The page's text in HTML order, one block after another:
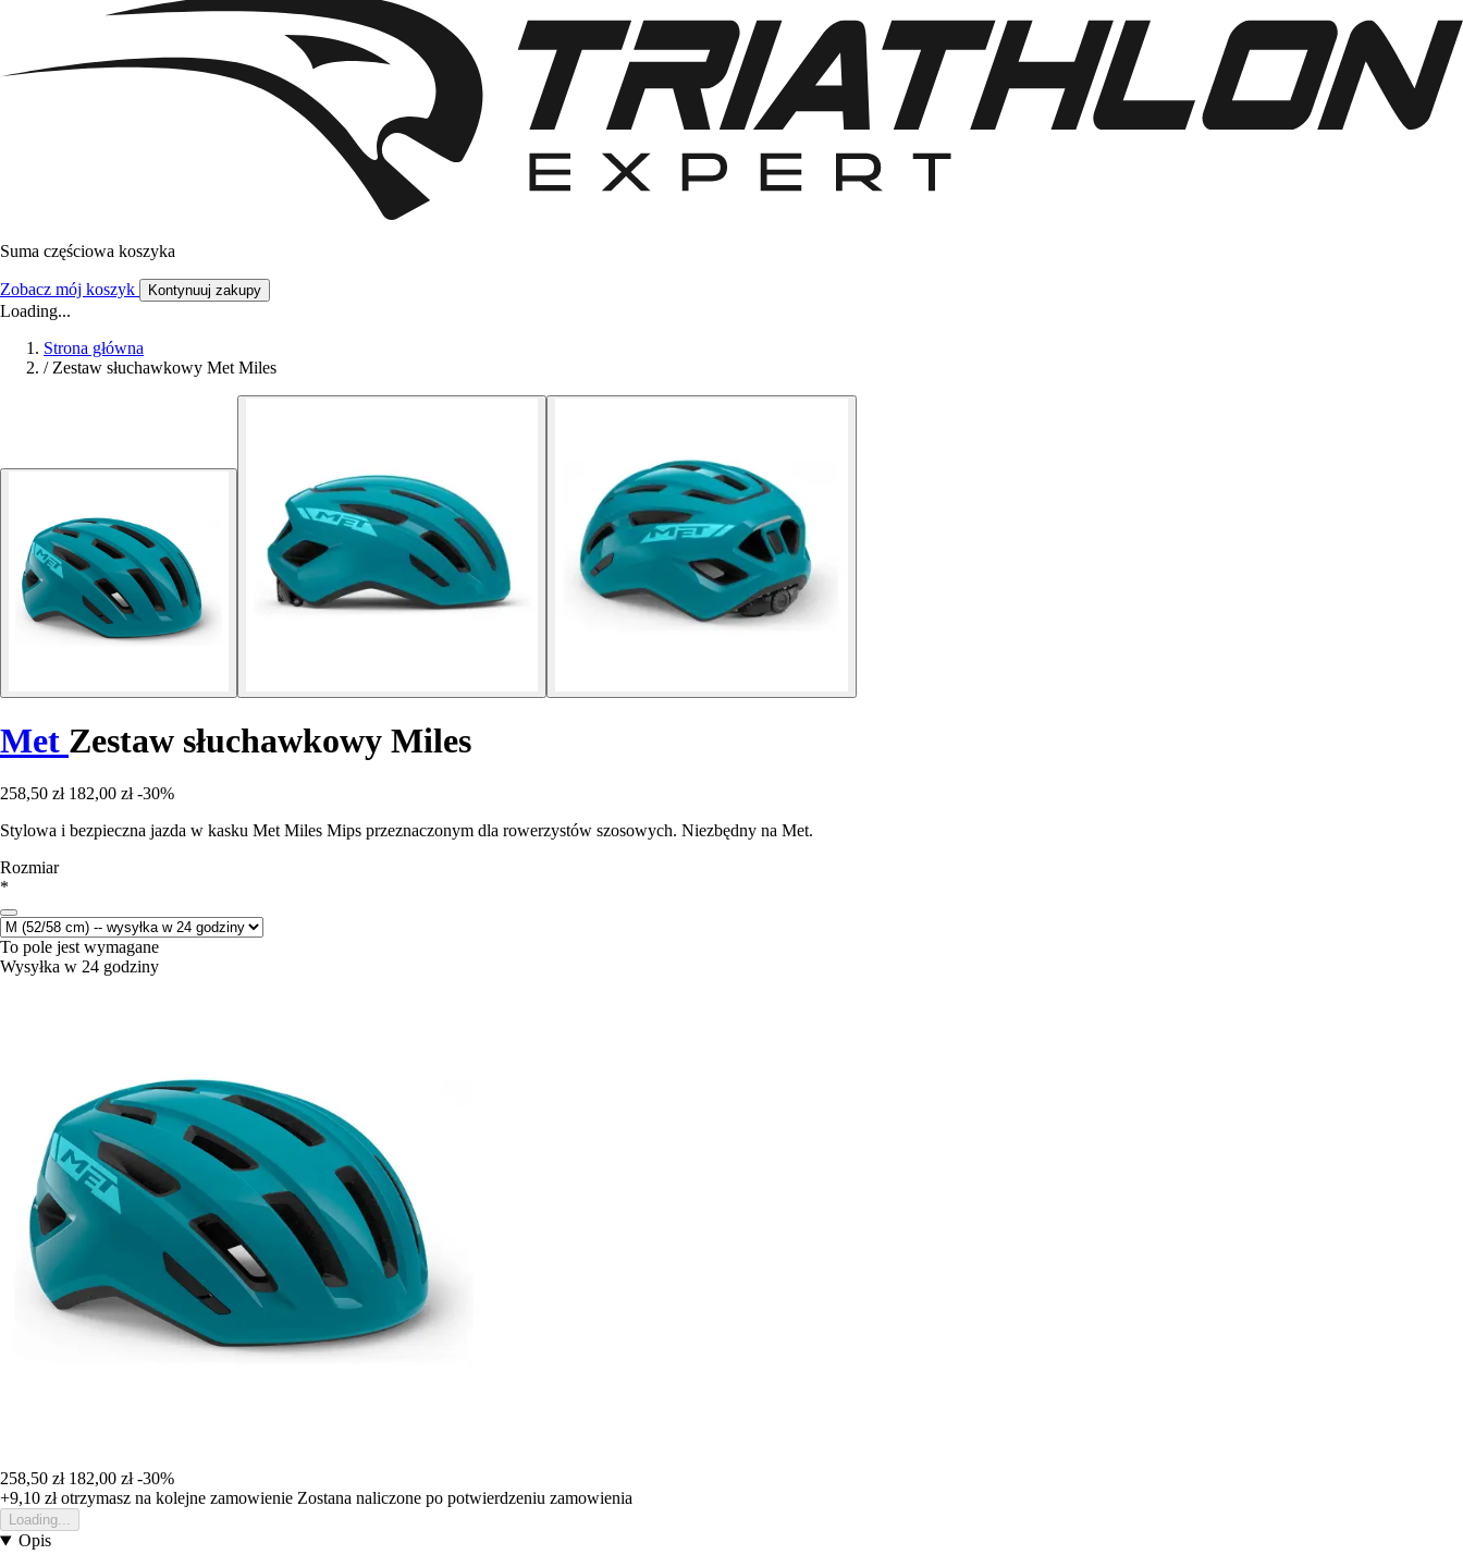
Suma częściowa koszyka
Zobacz mój koszyk Kontynuuj zakupy
Loading...
Strona główna
/ Zestaw słuchawkowy Met Miles
Met Zestaw słuchawkowy Miles
258,50 zł 182,00 zł -30%
Stylowa i bezpieczna jazda w kasku Met Miles Mips przeznaczonym dla rowerzystów szosowych. Niezbędny na Met.
Rozmiar
*
To pole jest wymagane
Wysyłka w 24 godziny
258,50 zł 182,00 zł -30%
+9,10 złotrzymasz na kolejne zamowienie Zostana naliczone po potwierdzeniu zamowienia
Loading...
Opis